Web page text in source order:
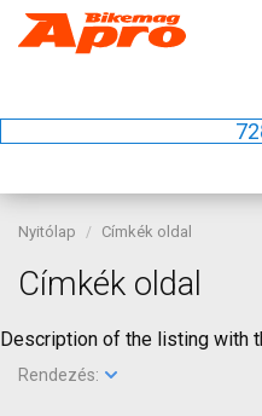
Nyitólap Címkék oldal
Címkék oldal
Description of the listing with
Rendezés: